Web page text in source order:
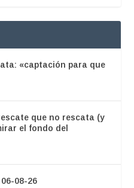
«captación para que
que no rescata (y
el fondo del
08-26